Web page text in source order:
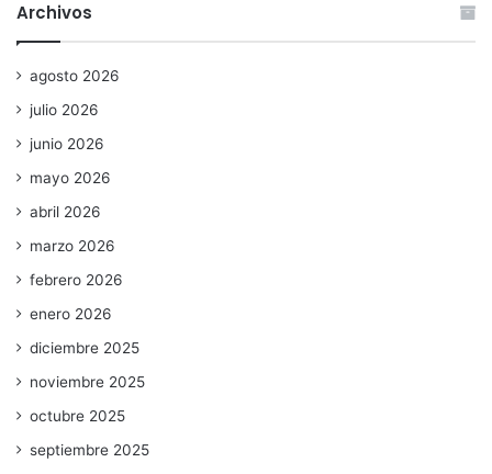
Archivos
agosto 2026
julio 2026
junio 2026
mayo 2026
abril 2026
marzo 2026
febrero 2026
enero 2026
diciembre 2025
noviembre 2025
octubre 2025
septiembre 2025